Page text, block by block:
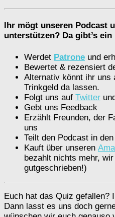
Ihr mögt unseren Podcast
unterstützen? Da gibt’s
Werdet Patrone und
Bewertet & rezensiert
Alternativ könnt ihr uns
Trinkgeld da lassen.
Folgt uns auf Twitter
Gebt uns Feedback
Erzählt Freunden, der
uns
Teilt den Podcast in
Kauft über unseren
bezahlt nichts mehr,
gutgeschrieben!)
Euch hat das Quiz gefallen?
Dann lasst es uns doch